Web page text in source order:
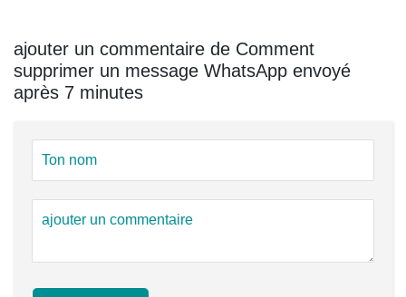
ajouter un commentaire de Comment
supprimer un message WhatsApp envoyé
après 7 minutes